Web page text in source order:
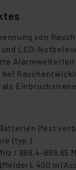
von
LED-
Einbruchsirene
(fest
(typ.)
/ 869,4–869,65
400 m